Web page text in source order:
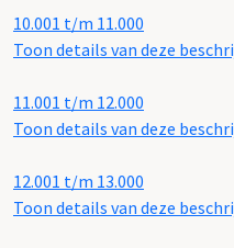
10.001 t/m 11.000
Toon details van deze
11.001 t/m 12.000
Toon details van deze
12.001 t/m 13.000
Toon details van deze